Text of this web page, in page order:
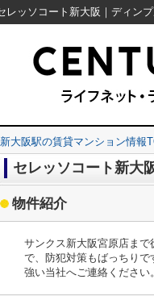
新大阪駅の賃貸マンション情報
セレッソコート新大
物件紹介
サンクス新大阪宮原店ま
で、防犯対策もばっちり
強い当社へご連絡ください